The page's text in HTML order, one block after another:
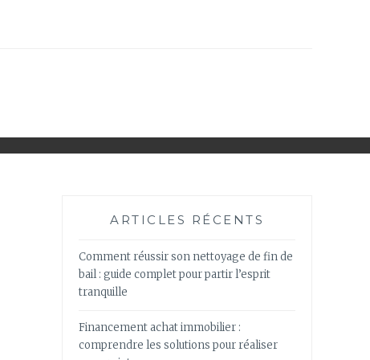
ARTICLES RÉCENTS
Comment réussir son nettoyage de fin de
bail : guide complet pour partir l’esprit
tranquille
Financement achat immobilier :
comprendre les solutions pour réaliser